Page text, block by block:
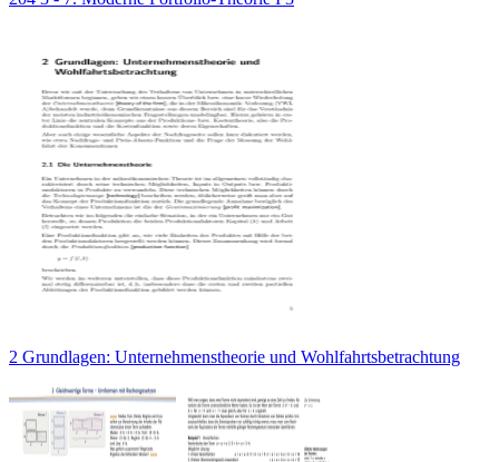
2 Grundlagen: Unternehmenstheorie und Wohlfahrtsbetrachtung